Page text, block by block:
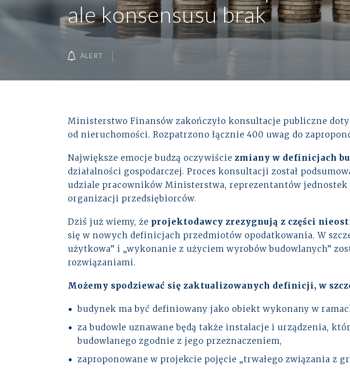
Ubezpieczenia
Instytucje rynków finansowych
Energetyka
EKSPERCI
Managing
Wszyscy
Kadry i płace
Wsparcie kadrowe
Zabezpieczenie osób
Programy pracownicze
Baza wiedzy
Kontakt
Gdański Business Center
00-189 Warszawa
Zobacz na mapie
ale konsensusu brak
ALERT
Ministerstwo Finansów zakończyło konsultacje publiczne
od nieruchomości. Rozpatrzono łącznie 400 uwag do
Największe emocje budzą oczywiście zmiany w definicjach
działalności gospodarczej. Proces konsultacji został
udziale pracowników Ministerstwa, reprezentantów
organizacji przedsiębiorców.
Dziś już wiemy, że projektodawcy zrezygnują z części
się w nowych definicjach przedmiotów opodatkowania. W
użytkowa” i „wykonanie z użyciem wyrobów budowlanych”
rozwiązaniami.
Możemy spodziewać się zaktualizowanych definicji, w
budynek ma być definiowany jako obiekt wykonany w
za budowle uznawane będą także instalacje i urządzenia,
budowlanego zgodnie z jego przeznaczeniem,
zaproponowane w projekcie pojęcie „trwałego związania z